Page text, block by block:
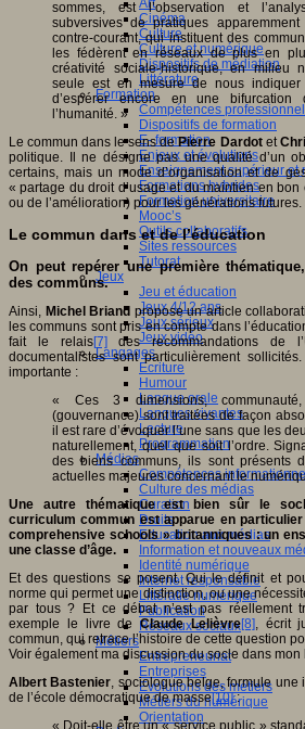
Art
Cinéma
Culture
Culture et numérique
Dispositifs de médiation
Littérature
Formation
Compétences
Dispositifs de formation
E- formation
Enjeux et évolutions
Enseignement supérieur et
Formations hybrides
Formation universitaire
Mooc’s
Outils collaboratifs
Sites ressources
Tutorat
Jeux
Jeu et éducation
Jeux 4/12 ans
Jeux sérieux
Jeux vidéo
Langages
Ecriture
Humour
Langue orale
Langues vivantes
Lecture
Programmation
Médias
Compétences
Culture des médias
Curation
Droits
Education aux médias
Information et nouveaux
Identité numérique
Internet responsable
Littératie numérique
Publication
Réseaux sociaux
Métiers
Entrepreneuriat
Entreprises
Evolutions des métiers
Métiers du numérique
Orientation
sommes, est l’observation et
subversives de pratiques
contre-courant, qui instituent des
les fédèrent en réseaux de plus en
créativité sociale-historique, en milieu
seule est en mesure de nous indiquer
d’espérer encore en une
l’humanité. »
Le commun dans le sens dePierre Dardotet
politique. Il ne désigne pas une qualité d’un
certains, mais un mode d’organisation et de
« partage du droit d’usage et du maintien en
ou de l’amélioration) pour les générations futures.
Le commun dans et de l’éducation
On peut repérer une première
des communs.
Ainsi, Michel Briand propose un article
les communs sont pris en compte dans
fait le relais[7] des recommandations de
documentalistes sont particulièrement
importante :
« Ces 3 dimensions,
(gouvernance) sont traitées de façon
il est rare d’évoquer l’une sans que les
naturellement, quel que soit l’ordre.
des biens communs, ils sont présents
actuelles majeures concernant le
Une autre thématique est bien sûr le
curriculum commun est apparue en
comprehensive schools » britanniques : un
une classe d’âge.
Et des questions se posent. Qui le définit et
norme qui permet une distinction, ou une
par tous ? Et ce débat n’est pas réellement
exemple le livre de Claude Lelièvre[8], écrit
commun, qui retrace l’histoire de cette question
Voir également ma discussion du socle dans mon
Albert Bastenier, sociologue belge, formule une
de l’école démocratique de masse[10]:
« Doit-elle être un « service public »